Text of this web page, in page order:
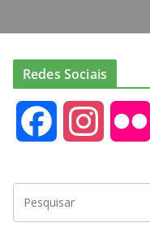
Redes Sociais
c